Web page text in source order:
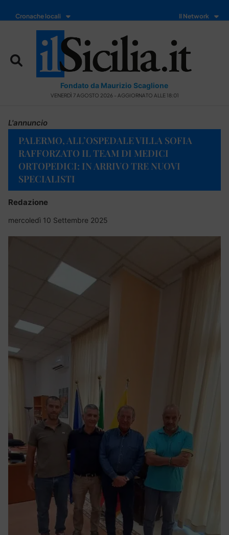
Cronache locali Il Network
Fondato da Maurizio Scaglione
VENERDÌ 7 AGOSTO 2026 - AGGIORNATO ALLE 18:01
L'annuncio
PALERMO, ALL’OSPEDALE VILLA SOFIA
RAFFORZATO IL TEAM DI MEDICI
ORTOPEDICI: IN ARRIVO TRE NUOVI
SPECIALISTI
Redazione
mercoledì 10 Settembre 2025